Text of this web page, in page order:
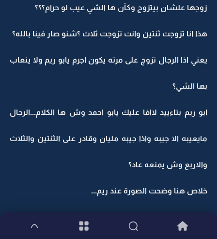
زوجها علشان بيتزوج وكاْن ها الشي عيب لو حرام؟؟؟
هذا انا تزوجت ثنتين وانت تزوجت ثلاث ؟شنو صار فينا بالله؟
يعني اذا الرجال تزوج على مرته يكون اجرم يابو ريم ولا ينعاب
بها الشي؟
ابو ريم بتاءييد لاافا عليك يابو احمد وش ها الكلام...الرجال
مايعيبه الا جيبه واذا جيبه مليان وقادر على الثنتين والثلاث
والاربع وش يمنعه عاد؟
خلاص هنا وضحت الصورة عند ريم...